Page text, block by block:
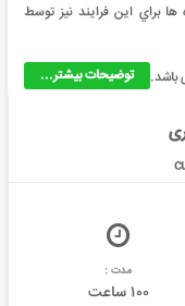
براي اين فرايند نيز توسط
توضیحات بیشتر...
مدت :
۱۰۰ ساعت